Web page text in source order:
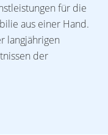
für die
aus einer Hand.
langjährigen
der